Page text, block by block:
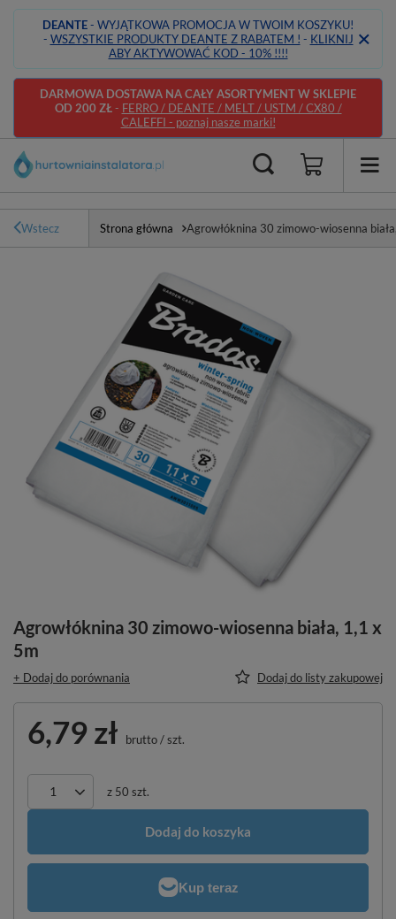
DEANTE- WYJĄTKOWA PROMOCJA W TWOIM KOSZYKU!
- WSZYSTKIE PRODUKTY DEANTE Z RABATEM ! - KLIKNIJ
ABY AKTYWOWAĆ KOD - 10% !!!!
DARMOWA DOSTAWA NA CAŁY ASORTYMENT W SKLEPIE
OD 200 ZŁ- FERRO / DEANTE / MELT / USTM / CX80 /
CALEFFI - poznaj nasze marki!
Wstecz Strona główna Agrowłóknina 30 zimowo-wiosenna
Agrowłóknina 30 zimowo-wiosenna biała, 1,1 x
5m
+ Dodaj do porównania Dodaj do listy zakupowej
6,79 zł brutto/szt.
z 50 szt.
Dodaj do koszyka